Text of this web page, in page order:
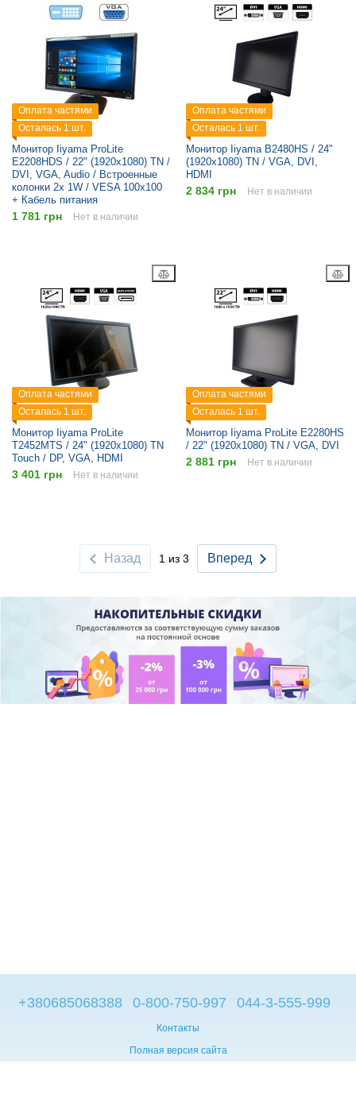
Оплата частями
Осталась 1 шт.
Монитор Iiyama ProLite
E2208HDS / 22" (1920x1080) TN /
DVI, VGA, Audio / Встроенные
колонки 2x 1W / VESA 100x100
+ Кабель питания
1 781 грн Нет в наличии
Оплата частями
Осталась 1 шт.
Монитор Iiyama B2480HS / 24"
(1920x1080) TN / VGA, DVI,
HDMI
2 834 грн Нет в наличии
Оплата частями
Осталась 1 шт.
Монитор Iiyama ProLite
T2452MTS / 24" (1920x1080) TN
Touch / DP, VGA, HDMI
3 401 грн Нет в наличии
Оплата частями
Осталась 1 шт.
Монитор Iiyama ProLite E2280HS
/ 22" (1920x1080) TN / VGA, DVI
2 881 грн Нет в наличии
Назад 1 из 3 Вперед
+380685068388 0-800-750-997 044-3-555-999
Контакты
Полная версия сайта